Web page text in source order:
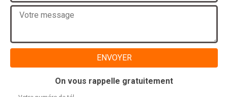
On vous rappelle gratuitement